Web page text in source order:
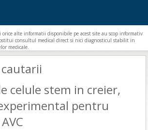
alte informatii disponibile pe acest site au scop informativ
consultul medical direct si nici diagnosticul stabilit in
medicale.
celule stem in creier,
pentru